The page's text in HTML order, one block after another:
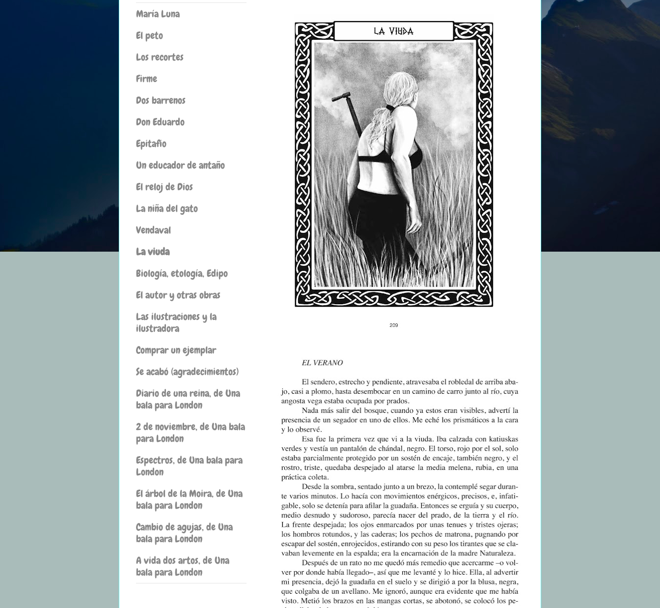
María Luna
El peto
Los recortes
Firme
Dos barrenos
Don Eduardo
Epitafio
Un educador de antaño
El reloj de Dios
La niña del gato
Vendaval
La viuda
Biología, etología, Edipo
El autor y otras obras
Las ilustraciones y la
ilustradora
Comprar un ejemplar
Se acabó (agradecimientos)
Diario de una reina, de Una
bala para London
2 de noviembre, de Una bala
para London
Espectros, de Una bala para
London
El árbol de la Moira, de Una
bala para London
Cambio de agujas, de Una
bala para London
A vida dos artos, de Una
bala para London